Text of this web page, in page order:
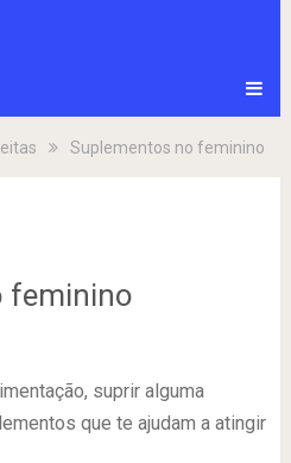
Suplementos no feminino
feminino
suprir alguma
que te ajudam a atingir